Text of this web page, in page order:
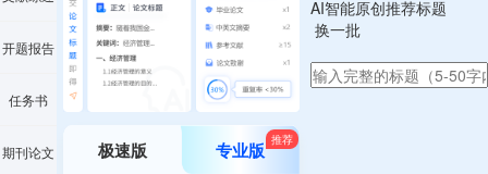
开题报告
任务书
期刊论文 极速版 专业版 推荐
AI智能原创推荐标题
换一批